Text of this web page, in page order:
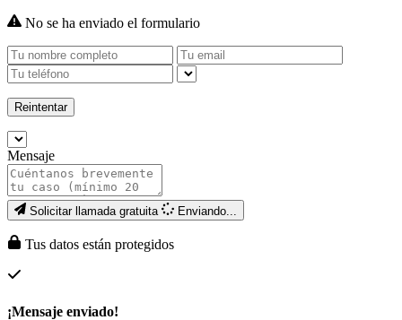
No se ha enviado el formulario
Reintentar
Mensaje
Solicitar llamada gratuita Enviando...
Tus datos están protegidos
¡Mensaje enviado!